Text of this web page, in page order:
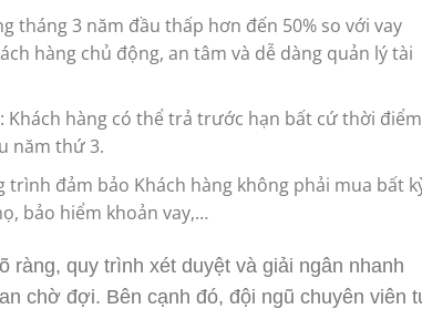
tháng 3 năm đầu thấp hơn đến 50% so với vay
hàng chủ động, an tâm và dễ dàng quản lý tài
: Khách hàng có thể trả trước hạn bất cứ thời điểm
năm thứ 3.
trình đảm bảo Khách hàng không phải mua bất
bảo hiểm khoản vay,…
ràng, quy trình xét duyệt và giải ngân nhanh
chờ đợi. Bên cạnh đó, đội ngũ chuyên viên